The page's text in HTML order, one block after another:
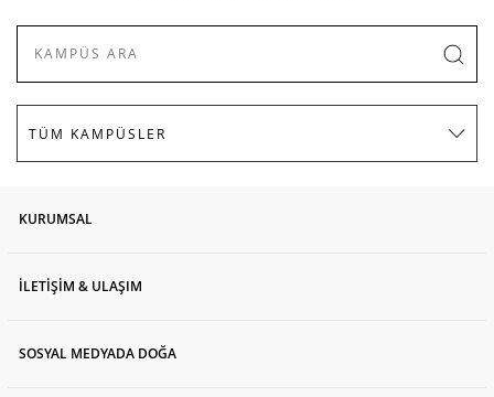
KURUMSAL
İLETİŞİM & ULAŞIM
SOSYAL MEDYADA DOĞA